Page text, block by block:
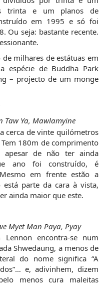
trinta e um planos de
em 1995 e só foi
Ou seja: bastante recente.
milhares de estátuas em
espécie de Buddha Park
– projecto de um monge
Taw Ya, Mawlamyine
cerca de vinte quilómetros
180m de comprimento
de não ter ainda
ano foi construído, é
em frente estão a
parte da cara à vista,
ainda maior que este.
Myet Man Paya, Pyay
encontra-se num
Shwedaung, a menos de
do nome significa “A
e, adivinhem, dizem
menos cura maleitas